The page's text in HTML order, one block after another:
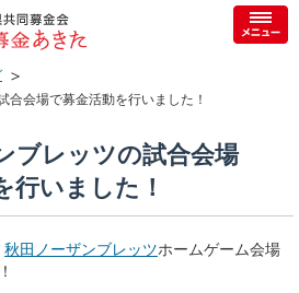
合会場で募金活動を行いました！
ブレッツの試合会場
行いました！
秋田ノーザンブレッツホームゲーム会場